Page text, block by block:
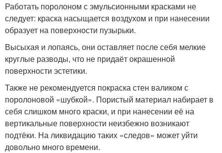
Работать поролоном с эмульсионными красками не
следует: краска насыщается воздухом и при нанесении
образует на поверхности пузырьки.
Высыхая и лопаясь, они оставляет после себя мелкие
круглые разводы, что не придаёт окрашенной
поверхности эстетики.
Также не рекомендуется покраска стен валиком с
поролоновой «шубкой». Пористый материал набирает в
себя слишком много краски, и при нанесении её на
вертикальные поверхности неизбежно возникают
подтёки. На ликвидацию таких «следов» может уйти
довольно много времени.